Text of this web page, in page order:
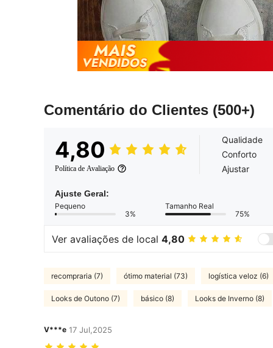
Comentário do Clientes (500+)
4,80
Política de Avaliação
Qualidade
Conforto
Ajustar
Ajuste Geral:
Pequeno
3%
Tamanho Real
75%
Ver avaliações de local 4,80
recompraria (7) ótimo material (73) logística veloz (6)
Looks de Outono (7) básico (8) Looks de Inverno (8)
V***e 17 Jul,2025